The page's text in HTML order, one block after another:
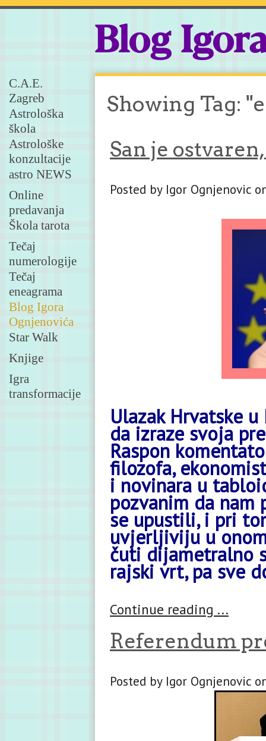
Blog
C.A.E.
Zagreb
Astrološka
škola
Astrološke
konzultacije
astro NEWS
Online
predavanja
Škola tarota
Tečaj
numerologije
Tečaj
eneagrama
Blog Igora
Ognjenovića
Star Walk
Knjige
Igra
transformacije
Showing Tag:
San je
Posted by Igor Ognjenovic
Ulazak Hrvatske
da izraze svoja
Raspon
filozofa,
i novinara u
pozvanim da nam
se upustili, i pri
uvjerljiviju u
čuti dijametralno
rajski vrt, pa sve
Continue reading ...
Referendum
Posted by Igor Ognjenovic